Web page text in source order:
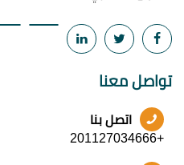
تواصل معنا
اتصل بنا
+201127034666